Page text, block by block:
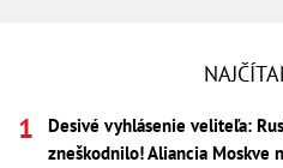
Desivé vyhlásenie veliteľa:
zneškodnilo! Aliancia Moskve